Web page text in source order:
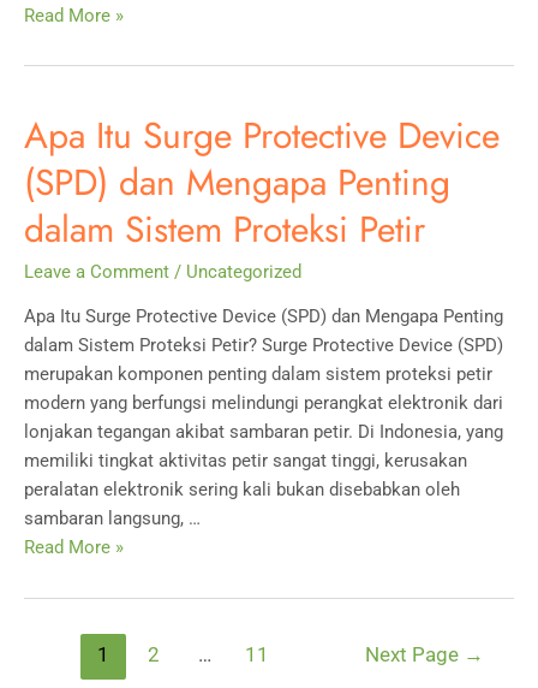
Apa
Bonding
Sistem
Proteksi
Petir
dan
Mengapa
Sangat
Read More »
Apa Itu Surge Protective Device
(SPD) dan Mengapa Penting
dalam Sistem Proteksi Petir
Leave a Comment / Uncategorized
Apa Itu Surge Protective Device (SPD) dan Mengapa Penting
dalam Sistem Proteksi Petir? Surge Protective Device (SPD)
merupakan komponen penting dalam sistem proteksi petir
modern yang berfungsi melindungi perangkat elektronik dari
lonjakan tegangan akibat sambaran petir. Di Indonesia, yang
memiliki tingkat aktivitas petir sangat tinggi, kerusakan
peralatan elektronik sering kali bukan disebabkan oleh
sambaran langsung, …
Apa
Surge
Protective
Read More »
pagination
1 2 … 11 Next Page →